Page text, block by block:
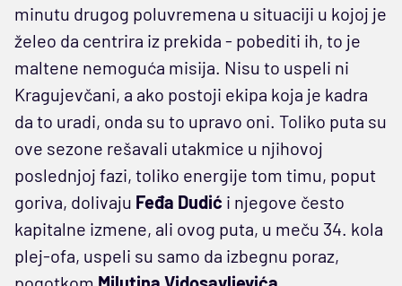
minutu drugog poluvremena u situaciji u kojoj je
želeo da centrira iz prekida - pobediti ih, to je
maltene nemoguća misija. Nisu to uspeli ni
Kragujevčani, a ako postoji ekipa koja je kadra
da to uradi, onda su to upravo oni. Toliko puta su
ove sezone rešavali utakmice u njihovoj
poslednjoj fazi, toliko energije tom timu, poput
goriva, dolivaju Feđa Dudić i njegove često
kapitalne izmene, ali ovog puta, u meču 34. kola
plej-ofa, uspeli su samo da izbegnu poraz,